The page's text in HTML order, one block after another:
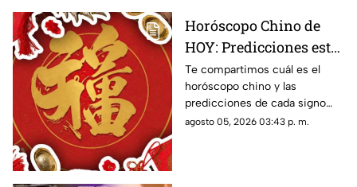
Horóscopo Chino de
HOY: Predicciones este
5 de agosto de 2026
para cada signo del
zodiaco
Te compartimos cuál es el
horóscopo chino y las
predicciones de cada signo
para el día de hoy, miércoles 5
agosto 05, 2026 03:43 p. m.